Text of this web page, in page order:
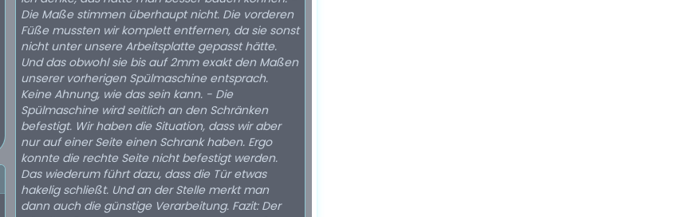
Die Maße stimmen überhaupt nicht. Die vorderen
Füße mussten wir komplett entfernen, da sie sonst
nicht unter unsere Arbeitsplatte gepasst hätte.
Und das obwohl sie bis auf 2mm exakt den Maßen
unserer vorherigen Spülmaschine entsprach.
Keine Ahnung, wie das sein kann. - Die
Spülmaschine wird seitlich an den Schränken
befestigt. Wir haben die Situation, dass wir aber
nur auf einer Seite einen Schrank haben. Ergo
konnte die rechte Seite nicht befestigt werden.
Das wiederum führt dazu, dass die Tür etwas
hakelig schließt. Und an der Stelle merkt man
dann auch die günstige Verarbeitung. Fazit: Der